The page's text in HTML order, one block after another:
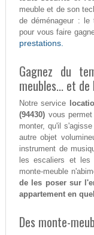
meuble et de son
de déménageur : le
pour vous faire
prestations.
Gagnez du
meubles... et
Notre service
(94430)vous permet
monter, qu'il
autre objet
instrument de
les escaliers et les
monte-meuble
de les poser sur
appartement en
Des monte-